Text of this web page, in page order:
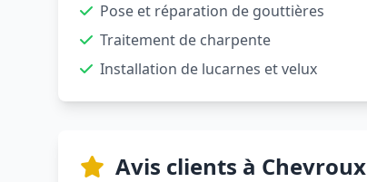
Pose et réparation de gouttières
Traitement de charpente
Installation de lucarnes et velux
Avis clients à Chevroux